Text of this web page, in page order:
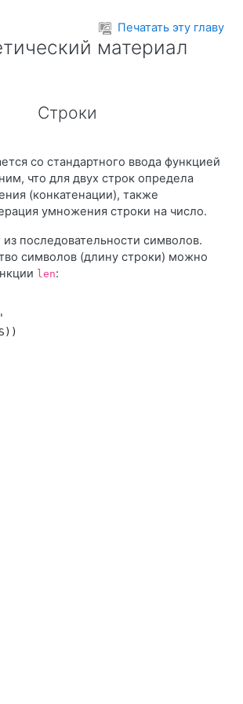
Печатать эту главу
материал
Строки
со стандартного ввода функцией
что для двух строк определа
(конкатенации), также
умножения строки на число.
из последовательности символов.
символов (длину строки) можно
len: